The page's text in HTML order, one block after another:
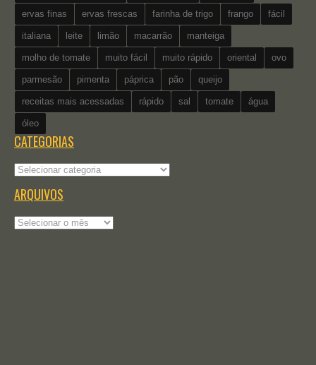
ervas finas ervas frescas farinha de trigo frango fácil
italiana leite limão macarrão manteiga
molho de tomate muito fácil muito rápido oriental ovo
parmesão pimenta páprica pão queijo
receitas mais acessadas rápido sal tomate água
óleo
CATEGORIAS
Categorias
ARQUIVOS
Arquivos